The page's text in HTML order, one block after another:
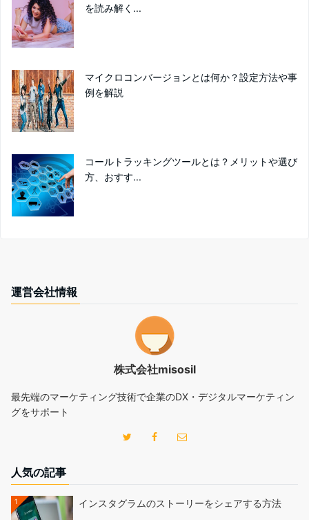
を読み解く...
マイクロコンバージョンとは何か？設定方法や事
例を解説
コールトラッキングツールとは？メリットや選び
方、おすす...
運営会社情報
株式会社misosil
最先端のマーケティング技術で企業のDX・デジタルマーケティン
グをサポート
人気の記事
1 インスタグラムのストーリーをシェアする方法